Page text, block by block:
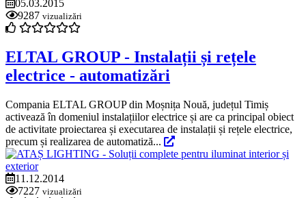
05.03.2015
9287 vizualizări
ELTAL GROUP - Instalații și rețele
electrice - automatizări
Compania ELTAL GROUP din Moșnița Nouă, județul Timiș
activează în domeniul instalațiilor electrice și are ca principal obiect
de activitate proiectarea și executarea de instalații și rețele electrice,
precum și realizarea de automatiză...
11.12.2014
7227 vizualizări